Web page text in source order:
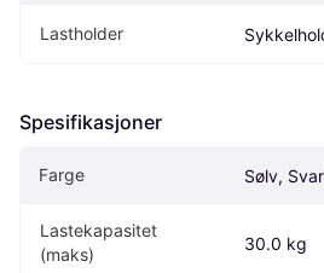
Lastholder
Spesifikasjoner
Farge Sølv,
Lastekapasitet
(maks)
30.0 kg